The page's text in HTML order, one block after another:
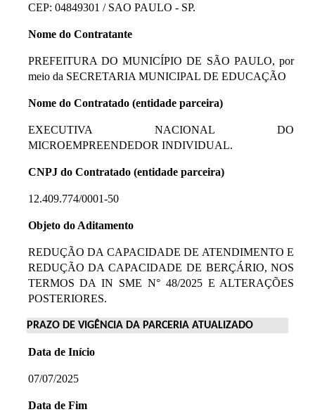
CEP: 04849301 / SAO PAULO - SP.
Nome do Contratante
PREFEITURA DO MUNICÍPIO DE SÃO PAULO, por
meio da SECRETARIA MUNICIPAL DE EDUCAÇÃO
Nome do Contratado (entidade parceira)
EXECUTIVA NACIONAL DO
MICROEMPREENDEDOR INDIVIDUAL.
CNPJ do Contratado (entidade parceira)
12.409.774/0001-50
Objeto do Aditamento
REDUÇÃO DA CAPACIDADE DE ATENDIMENTO E
REDUÇÃO DA CAPACIDADE DE BERÇÁRIO, NOS
TERMOS DA IN SME N° 48/2025 E ALTERAÇÕES
POSTERIORES.
PRAZO DE VIGÊNCIA DA PARCERIA ATUALIZADO
Data de Início
07/07/2025
Data de Fim